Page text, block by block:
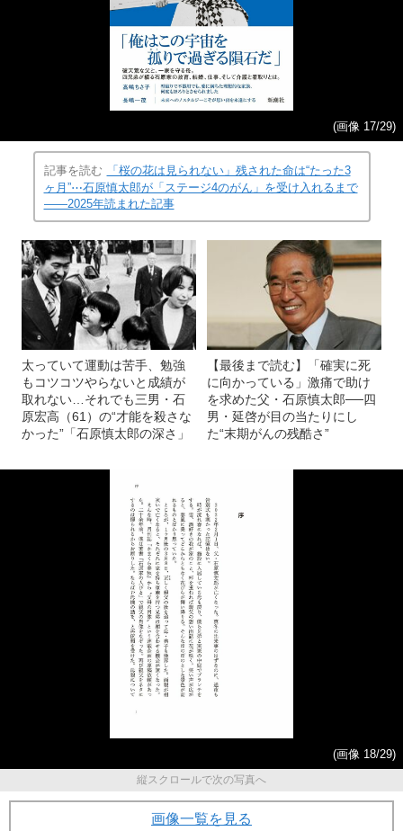
(画像 17/29)
記事を読む
「桜の花は見られない」残された命は“たった3
ヶ月”⋯石原慎太郎が「ステージ4のがん」を受け入れるまで
――2025年読まれた記事
太っていて運動は苦手、勉強
もコツコツやらないと成績が
取れない…それでも三男・石
原宏高（61）の“才能を殺さな
かった”「石原慎太郎の深さ」
【最後まで読む】「確実に死
に向かっている」激痛で助け
を求めた父・石原慎太郎──四
男・延啓が目の当たりにし
た“末期がんの残酷さ”
(画像 18/29)
縦スクロールで次の写真へ
画像一覧を見る